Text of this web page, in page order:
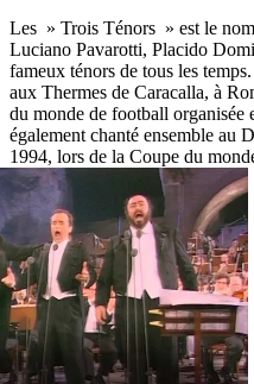
Les » Trois Ténors » est le
Luciano Pavarotti, Placido
fameux ténors de tous les
aux Thermes de Caracalla, à
du monde de football
également chanté ensemble au
1994, lors de la Coupe du